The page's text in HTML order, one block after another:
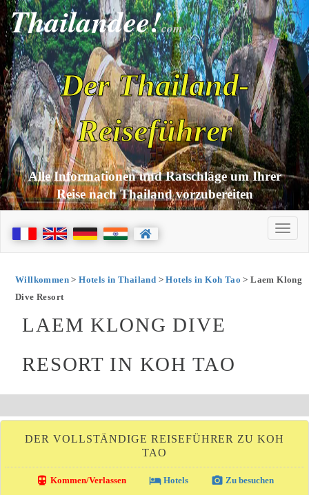
Thailandee!com
Der Thailand-
Reiseführer
Alle Informationen und Ratschläge um Ihrer
Reise nach Thailand vorzubereiten
Willkommen>Hotels in Thailand >Hotels in Koh Tao > Laem Klong
Dive Resort
LAEM KLONG DIVE
RESORT IN KOH TAO
DER VOLLSTÄNDIGE REISEFÜHRER ZU KOH
TAO
directions_transit Kommen/Verlassen local_hotelHotels photo_camera Zu besuchen